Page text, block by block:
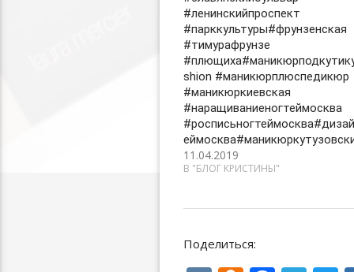
#ленинскийпроспект
#парккультуры#фрунзенская
#тимурафрунзе
shion #маникюрплюспедикюр
#маникюркиевская
#наращиваниеногтеймосква
11.04.2019
В "БЛОГ КРИСТИНЫ"
Поделиться: